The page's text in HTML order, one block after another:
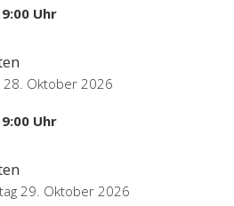
Uhr
28. Oktober 2026
Uhr
29. Oktober 2026